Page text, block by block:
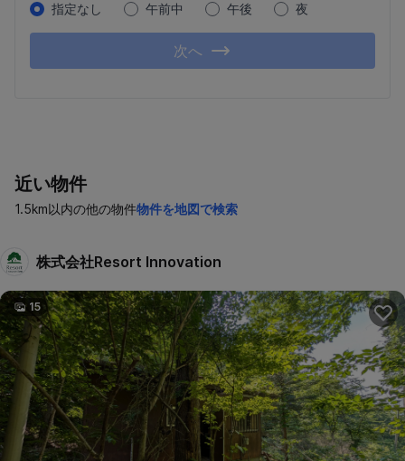
指定なし 午前中 午後 夜
次へ
近い物件
1.5km以内の他の物件物件を地図で検索
株式会社Resort Innovation
15